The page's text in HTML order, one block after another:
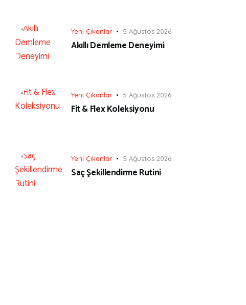
Yeni Çıkanlar 5 Ağustos 2026
Akıllı Demleme Deneyimi
Yeni Çıkanlar 5 Ağustos 2026
Fit & Flex Koleksiyonu
Yeni Çıkanlar 5 Ağustos 2026
Saç Şekillendirme Rutini